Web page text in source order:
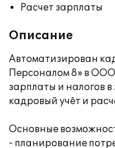
Расчет зарплаты
Описание
Автоматизирован
Персоналом 8» в
зарплаты и налогов
кадровый учёт и
Основные
- планирование